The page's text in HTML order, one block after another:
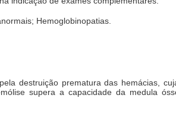
Hemoglobinopatias.
destruição prematura das hemácias,
supera a capacidade da medula